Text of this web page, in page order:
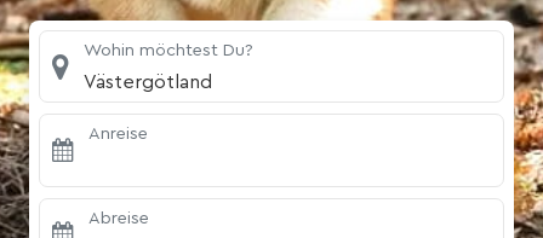
Wohin möchtest Du?
Västergötland
Anreise
Abreise